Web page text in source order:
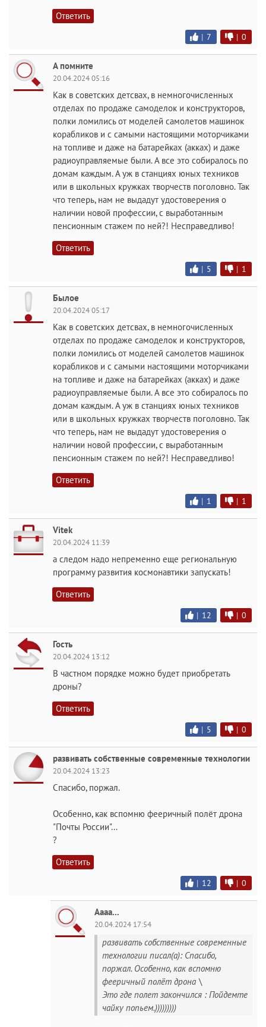
Ответить
| 7 | 0
А помните
20.04.2024 05:16
Как в советских детсвах, в немногочисленных
отделах по продаже самоделок и конструкторов,
полки ломились от моделей самолетов машинок
корабликов и с самыми настоящими моторчиками
на топливе и даже на батарейках (акках) и даже
радиоуправляемые были. А все это собиралось по
домам каждым. А уж в станциях юных техников
или в школьных кружках творчеств поголовно. Так
что теперь, нам не выдадут удостоверения о
наличии новой профессии, с выработанным
пенсионным стажем по ней?! Несправедливо!
Ответить
| 5 | 1
Былое
20.04.2024 05:17
Как в советских детсвах, в немногочисленных
отделах по продаже самоделок и конструкторов,
полки ломились от моделей самолетов машинок
корабликов и с самыми настоящими моторчиками
на топливе и даже на батарейках (акках) и даже
радиоуправляемые были. А все это собиралось по
домам каждым. А уж в станциях юных техников
или в школьных кружках творчеств поголовно. Так
что теперь, нам не выдадут удостоверения о
наличии новой профессии, с выработанным
пенсионным стажем по ней?! Несправедливо!
Ответить
| 1 | 1
Vitek
20.04.2024 11:39
а следом надо непременно еще региональную
программу развития космонавтики запускать!
Ответить
| 12 | 0
Гость
20.04.2024 13:12
В частном порядке можно будет приобретать
дроны?
Ответить
| 5 | 0
развивать собственные современные технологии
20.04.2024 13:23
Спасибо, поржал.
Особенно, как вспомню фееричный полёт дрона
"Почты России"...
?
Ответить
| 12 | 0
Аааа...
20.04.2024 17:54
развивать собственные современные
технологии писал(а): Спасибо,
поржал. Особенно, как вспомню
фееричный полёт дрона \
Это где полет закончился : Пойдемте
чайку попьем.)))))))))